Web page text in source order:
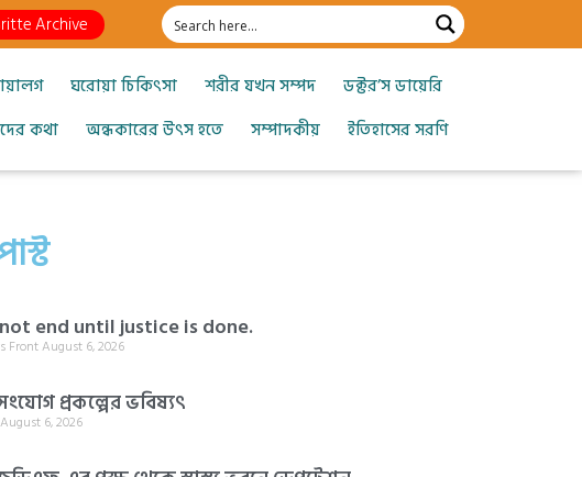
Archive
ঘরোয়া চিকিৎসা শরীর যখন সম্পদ
ডক্টর’স ডায়েরি
কথা অন্ধকারের উৎস হতে সম্পাদকীয় ইতিহাসের সরণি
end until justice is done.
FrontAugust 6, 2026
প্রকল্পের ভবিষ্যৎ
August 6, 2026